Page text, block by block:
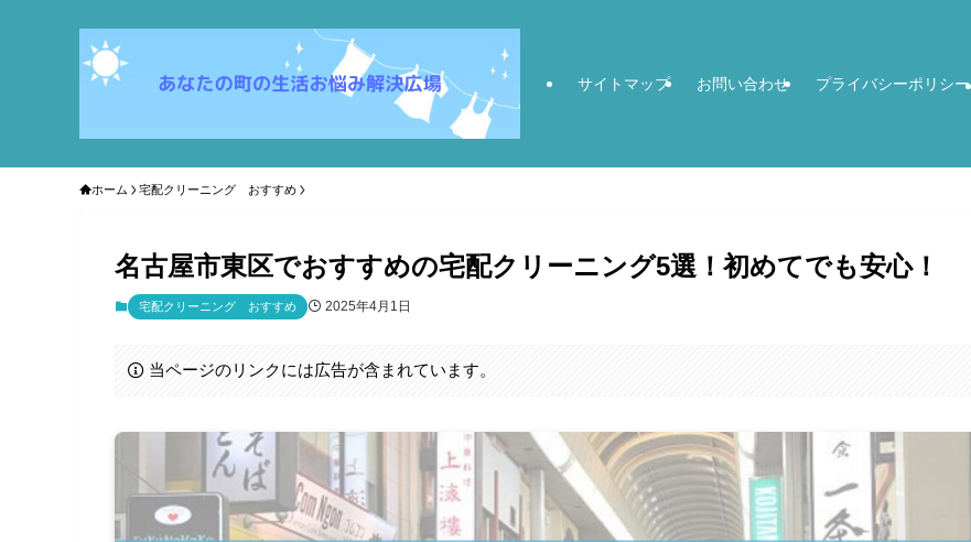
サイトマップ お問い合わせ プライバシーポリシー
ホーム 宅配クリーニング おすすめ
名古屋市東区でおすすめの宅配クリーニング5選！初めてでも安心！
宅配クリーニング おすすめ 2025年4月1日
当ページのリンクには広告が含まれています。